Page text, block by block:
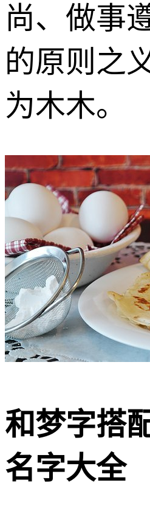
尚、做事
的原则之
为木木。
和梦字搭
名字大全